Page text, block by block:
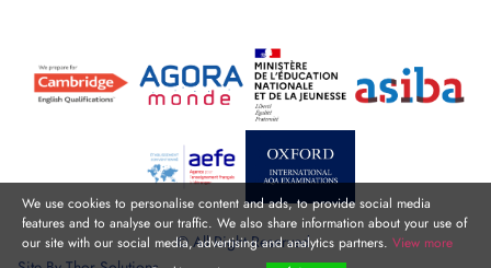
© All Right Reserved.
We use cookies to personalise content and ads, to provide social media
features and to analyse our traffic. We also share information about your use of
our site with our social media, advertising and analytics partners. View more